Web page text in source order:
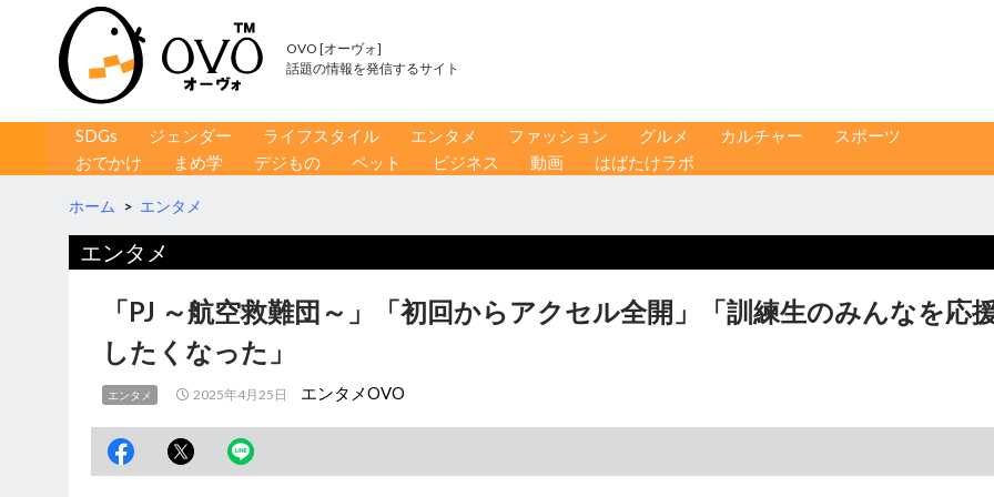
OVO [オーヴォ]
話題の情報を発信するサイト
コンテンツへ移動
SDGs ジェンダー ライフスタイル エンタメ ファッション グルメ カルチャー
スポーツ
おでかけ
まめ学 デジもの ペット ビジネス 動画 はばたけラボ
ホーム > エンタメ
エンタメ
「PJ ～航空救難団～」「初回からアクセル全開」「訓練生のみんなを応
したくなった」
エンタメ 2025年4月25日 エンタメOVO